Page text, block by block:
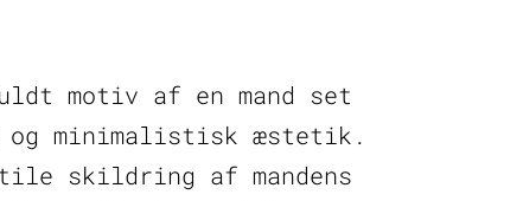
motiv af en mand set
minimalistisk æstetik.
skildring af mandens